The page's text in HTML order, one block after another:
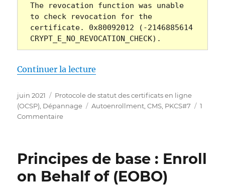
The revocation function was unable
to check revocation for the
certificate. 0x80092012 (-2146885614
CRYPT_E_NO_REVOCATION_CHECK).
Continuer la lecture
Publié
le
juin 2021 Catégories
Protocole de statut des certificats en ligne
(OCSP), Dépannage Étiquettes
Autoenrollment,CMS, PKCS#7
1
Commentairesur
Onlineresponder
(OCSP)
schlagen
Principes de base : Enroll
on Behalf of (EOBO)